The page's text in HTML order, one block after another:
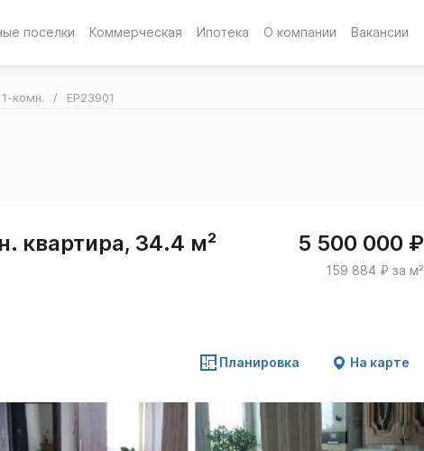
поселки Коммерческая Ипотека О компании Вакансии
1-комн. EP23901
квартира, 34.4 м² 5 500 000 ₽
159 884 ₽ за м²
Планировка На карте